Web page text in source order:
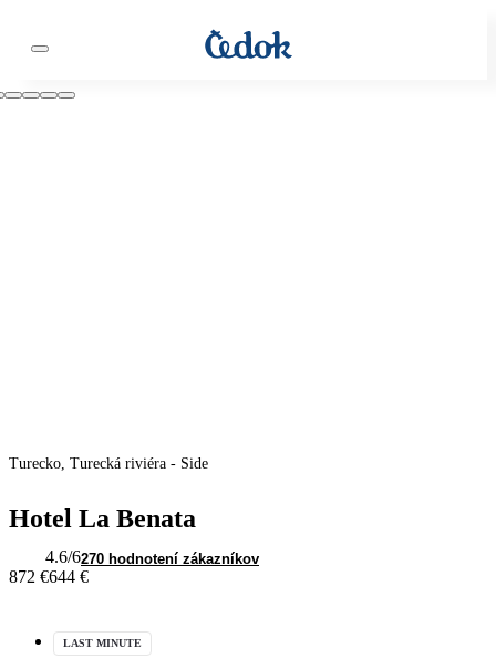
Turecko, Turecká riviéra - Side
Hotel La Benata
4.6/6270 hodnotení zákazníkov
872 €644 €
LAST MINUTE